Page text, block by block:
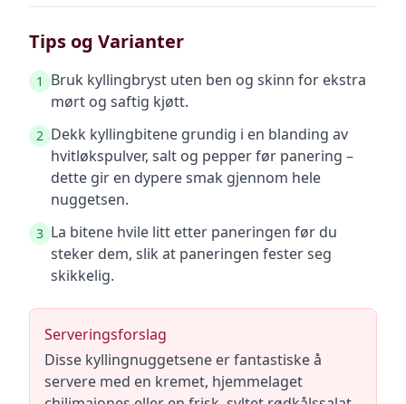
Tips og Varianter
1
Bruk kyllingbryst uten ben og skinn for ekstra
mørt og saftig kjøtt.
2 Dekk kyllingbitene grundig i en blanding av
hvitløkspulver, salt og pepper før panering –
dette gir en dypere smak gjennom hele
nuggetsen.
3 La bitene hvile litt etter paneringen før du
steker dem, slik at paneringen fester seg
skikkelig.
Serveringsforslag
Disse kyllingnuggetsene er fantastiske å
servere med en kremet, hjemmelaget